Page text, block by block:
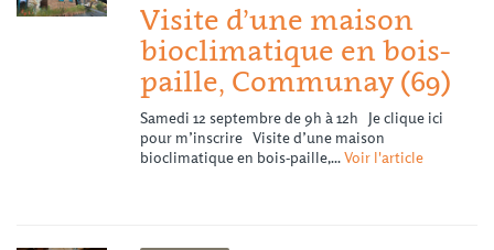
Visite d’une maison
bioclimatique en bois-
paille, Communay (69)
Samedi 12 septembre de 9h à 12h Je clique ici
pour m’inscrire Visite d’une maison
bioclimatique en bois-paille,...Voir l'article